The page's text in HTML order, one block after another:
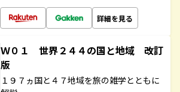
詳細を見る
Ｗ０１ 世界２４４の国と地域 改訂
版
１９７ヵ国と４７地域を旅の雑学とともに